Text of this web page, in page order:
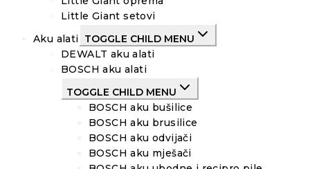
Little Giant setovi
Aku alati TOGGLE CHILD MENU
DEWALT aku alati
BOSCH aku alati
TOGGLE CHILD MENU
BOSCH aku bušilice
BOSCH aku brusilice
BOSCH aku odvijači
BOSCH aku mješači